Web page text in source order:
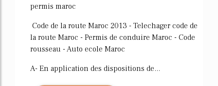
permis maroc
Code de la route Maroc 2013 - Telechager code de
la route Maroc - Permis de conduire Maroc - Code
rousseau - Auto ecole Maroc
A- En application des dispositions de...